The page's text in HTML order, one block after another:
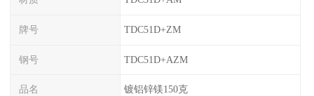
牌号 TDC51D+ZM
钢号 TDC51D+AZM
品名 镀铝锌镁150克